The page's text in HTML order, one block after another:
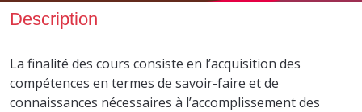
Description
La finalité des cours consiste en l’acquisition des
compétences en termes de savoir-faire et de
connaissances nécessaires à l’accomplissement des